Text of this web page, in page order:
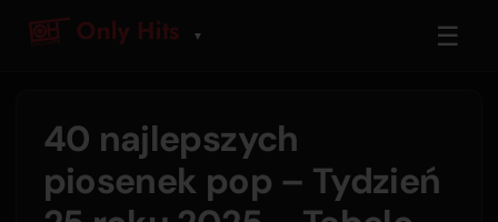
▼ ☰
40 najlepszych
piosenek pop – Tydzień